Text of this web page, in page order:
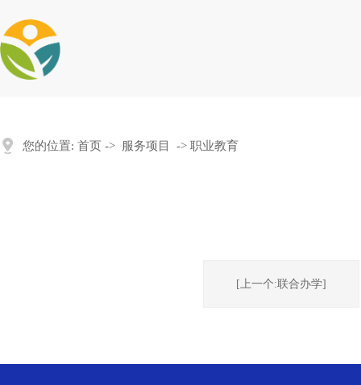
您的位置: 首页 -> 服务项目 -> 职业教育
[上一个:联合办学]